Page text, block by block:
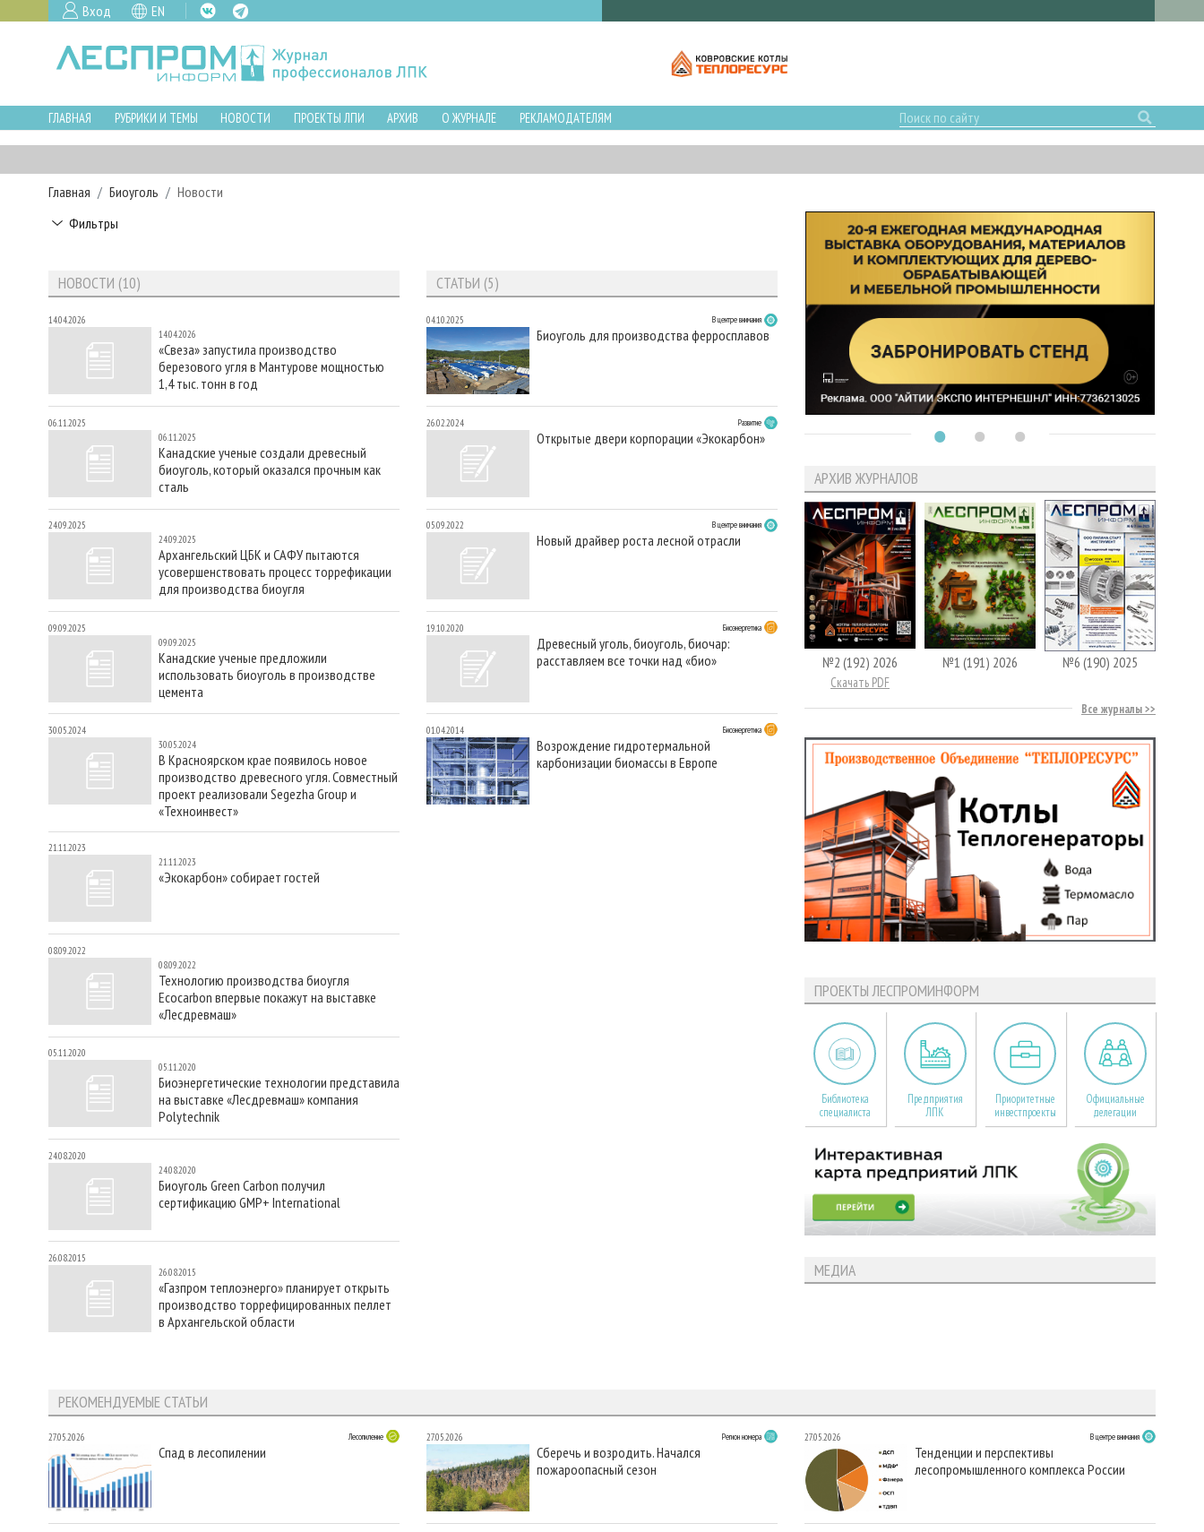
Вход EN
ГЛАВНАЯ РУБРИКИ И ТЕМЫ НОВОСТИ ПРОЕКТЫ ЛПИ АРХИВ О ЖУРНАЛЕ РЕКЛАМОДАТЕЛЯМ
Главная Биоуголь
Новости
Фильтры
НОВОСТИ (10)
14.04.2026
14.04.2026
«Свеза» запустила производство
березового угля в Мантурове мощностью
1,4 тыс. тонн в год
06.11.2025
06.11.2025
Канадские ученые создали древесный
биоуголь, который оказался прочным как
сталь
24.09.2025
24.09.2025
Архангельский ЦБК и САФУ пытаются
усовершенствовать процесс торрефикации
для производства биоугля
09.09.2025
09.09.2025
Канадские ученые предложили
использовать биоуголь в производстве
цемента
30.05.2024
30.05.2024
В Красноярском крае появилось новое
производство древесного угля. Совместный
проект реализовали Segezha Group и
«Техноинвест»
21.11.2023
21.11.2023
«Экокарбон» собирает гостей
08.09.2022
08.09.2022
Технологию производства биоугля
Ecocarbon впервые покажут на выставке
«Лесдревмаш»
05.11.2020
05.11.2020
Биоэнергетические технологии представила
на выставке «Лесдревмаш» компания
Polytechnik
24.08.2020
24.08.2020
Биоуголь Green Carbon получил
сертификацию GMP+ International
26.08.2015
26.08.2015
«Газпром теплоэнерго» планирует открыть
производство торрефицированных пеллет
в Архангельской области
СТАТЬИ (5)
04.10.2025 В центре внимания
Биоуголь для производства ферросплавов
26.02.2024 Развитие
Открытые двери корпорации «Экокарбон»
05.09.2022 В центре внимания
Новый драйвер роста лесной отрасли
19.10.2020 Биоэнергетика
Древесный уголь, биоуголь, биочар:
расставляем все точки над «био»
01.04.2014 Биоэнергетика
Возрождение гидротермальной
карбонизации биомассы в Европе
АРХИВ ЖУРНАЛОВ
№2 (192) 2026
Скачать PDF
№1 (191) 2026 №6 (190) 2025
Все журналы
ПРОЕКТЫ ЛЕСПРОМИНФОРМ
Библиотека
специалиста
Предприятия
ЛПК
Приоритетные
инвестпроекты
Официальные
делегации
МЕДИА
РЕКОМЕНДУЕМЫЕ СТАТЬИ
27.05.2026 Лесопиление
Спад в лесопилении
27.05.2026 Регион номера
Сберечь и возродить. Начался
пожароопасный сезон
27.05.2026 В центре внимания
Тенденции и перспективы
лесопромышленного комплекса России